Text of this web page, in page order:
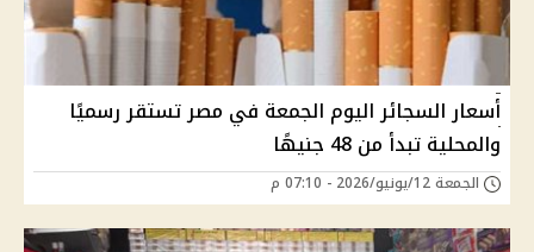
أسعار السجائر اليوم الجمعة في مصر تستقر رسميًا
والمحلية تبدأ من 48 جنيهًا
الجمعة 12/يونيو/2026 - 07:10 م